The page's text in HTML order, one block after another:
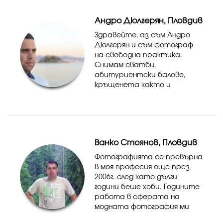
рождени дни, индивидуални,
семе...
Андро Дюлгерян, Пловдив
Здравейте, аз съм Андро
Дюлгерян и съм фотограф
на свободна практика.
Снимам сватби,
абитуриентски балове,
кръщенета както и
Ванко Стоянов, Пловдив
Фотографията се превърна
в моя професия още през
2006г. след като дълги
години беше хоби. Годините
работа в сферата на
модната фотография ми